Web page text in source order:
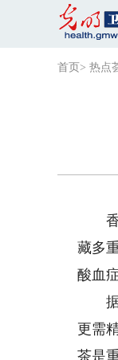
首页 > 热点
香
藏多
酸血
据
更需
茶是